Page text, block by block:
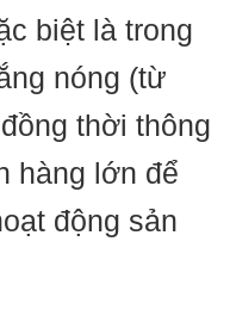
biệt là trong
nóng (từ
thời thông
hàng lớn để
động sản